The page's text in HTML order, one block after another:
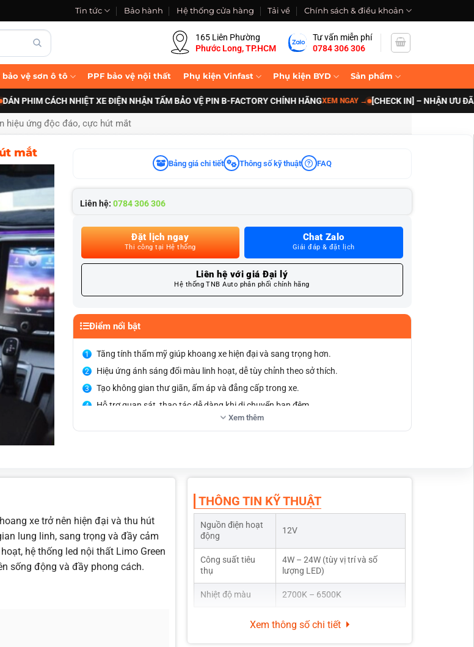
Tin tức Bảo hành Hệ thống cửa hàng Tải về Chính sách & điều khoản
165 Liên Phường
Phước Long, TP.HCM
Tư vấn miễn phí
0784 306 306
bảo vệ sơn ô tô PPF bảo vệ nội thất Phụ kiện Vinfast Phụ kiện BYD Sản phẩm
CÁCH NHIỆT XE ĐIỆN NHẬN TẤM BẢO VỆ PIN B-FACTORY CHÍNH HÃNG XEM NGAY→ [CHECK IN] – NHẬN ƯU ĐÃI NÂNG
hiệu ứng độc đáo, cực hút mắt
mắt
Bảng giá chi tiết Thông số kỹ thuật FAQ
Liên hệ: 0784 306 306
Đặt lịch ngay
Thi công tại Hệ thống
Chat Zalo
Giải đáp & đặt lịch
Liên hệ với giá Đại lý
Hệ thống TNB Auto phân phối chính hãng
Điểm nổi bật
Tăng tính thẩm mỹ giúp khoang xe hiện đại và sang trọng hơn.
Hiệu ứng ánh sáng đổi màu linh hoạt, dễ tùy chỉnh theo sở thích.
Tạo không gian thư giãn, ấm áp và đẳng cấp trong xe.
Hỗ trợ quan sát, thao tác dễ dàng khi di chuyển ban đêm.
Thi công cắm giắc zin, không cắt nối dây, đảm bảo an toàn điện.
Xem thêm
xe trở nên hiện đại và thu hút
lung linh, sang trọng và đầy cảm
hệ thống led nội thất Limo Green
sống động và đầy phong cách.
THÔNG TIN KỸ THUẬT
Nguồn điện hoạt
động
12V
Công suất tiêu
thụ
4W – 24W (tùy vị trí và số
lượng LED)
Nhiệt độ màu 2700K – 6500K
Xem thông số chi tiết